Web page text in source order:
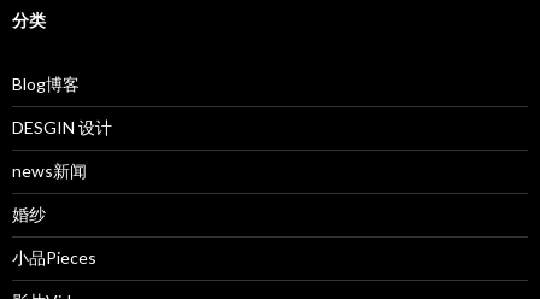
分类
Blog博客
DESGIN 设计
news新闻
婚纱
小品Pieces